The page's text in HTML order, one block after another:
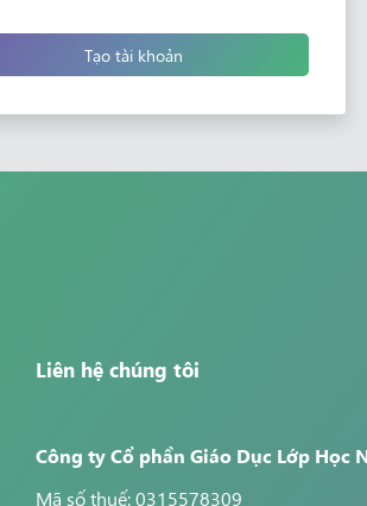
Tạo tài khoản
Liên hệ chúng tôi
Công ty Cổ phần Giáo Dục Lớp Học
Mã số thuế: 0315578309